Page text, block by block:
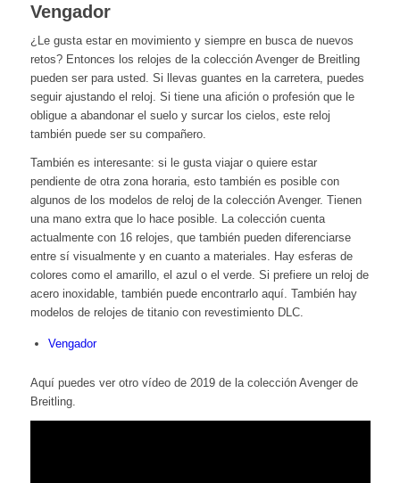
Vengador
¿Le gusta estar en movimiento y siempre en busca de nuevos
retos? Entonces los relojes de la colección Avenger de Breitling
pueden ser para usted. Si llevas guantes en la carretera, puedes
seguir ajustando el reloj. Si tiene una afición o profesión que le
obligue a abandonar el suelo y surcar los cielos, este reloj
también puede ser su compañero.
También es interesante: si le gusta viajar o quiere estar
pendiente de otra zona horaria, esto también es posible con
algunos de los modelos de reloj de la colección Avenger. Tienen
una mano extra que lo hace posible. La colección cuenta
actualmente con 16 relojes, que también pueden diferenciarse
entre sí visualmente y en cuanto a materiales. Hay esferas de
colores como el amarillo, el azul o el verde. Si prefiere un reloj de
acero inoxidable, también puede encontrarlo aquí. También hay
modelos de relojes de titanio con revestimiento DLC.
Vengador
Aquí puedes ver otro vídeo de 2019 de la colección Avenger de
Breitling.